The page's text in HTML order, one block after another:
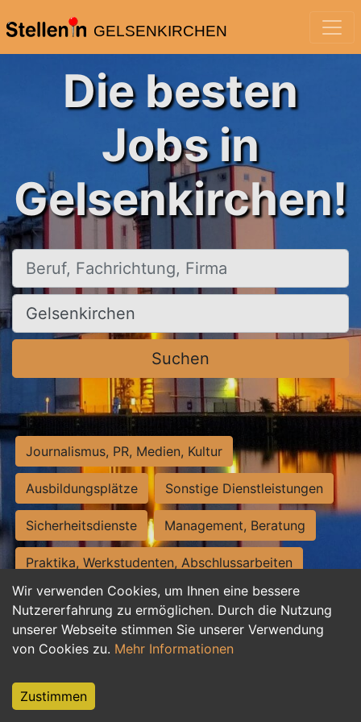
GELSENKIRCHEN
Wir verwenden Cookies, um Ihnen eine bessere
Nutzererfahrung zu ermöglichen. Durch die Nutzung
unserer Webseite stimmen Sie unserer Verwendung
von Cookies zu. Mehr Informationen
Zustimmen
Die besten
Jobs in
Gelsenkirchen!
Beruf, Fachrichtung, Firma
Ort, Stadt
Suchen
Journalismus, PR, Medien, Kultur
Ausbildungsplätze Sonstige Dienstleistungen
Sicherheitsdienste Management, Beratung
Praktika, Werkstudenten, Abschlussarbeiten
Personalwesen Assistenz, Sekretariat
Hilfskräfte, Aushilfs- und Nebenjobs
Weiterbildung, Studium, duale Ausbildung